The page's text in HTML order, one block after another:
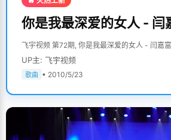
你是我最深爱的女人 - 闫
飞宇视频 第72期, 你是我最深爱的女人 - 闫嘉富
UP主: 飞宇视频
歌曲 • 2010/5/23